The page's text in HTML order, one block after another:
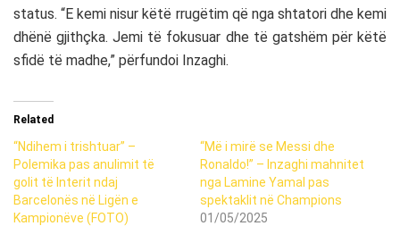
status. “E kemi nisur këtë rrugëtim që nga shtatori dhe kemi
dhënë gjithçka. Jemi të fokusuar dhe të gatshëm për këtë
sfidë të madhe,” përfundoi Inzaghi.
Related
“Ndihem i trishtuar” –
Polemika pas anulimit të
golit të Interit ndaj
Barcelonës në Ligën e
Kampionëve (FOTO)
“Më i mirë se Messi dhe
Ronaldo!” – Inzaghi mahnitet
nga Lamine Yamal pas
spektaklit në Champions
01/05/2025